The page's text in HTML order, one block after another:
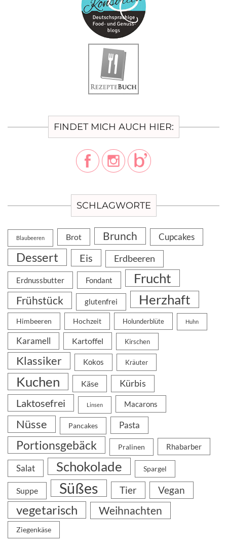
FINDET MICH AUCH HIER:
SCHLAGWORTE
Blaubeeren Brot Brunch Cupcakes
Dessert Eis Erdbeeren
Erdnussbutter Fondant Frucht
Frühstück glutenfrei Herzhaft
Himbeeren Hochzeit Holunderblüte Huhn
Karamell Kartoffel Kirschen
Klassiker Kokos Kräuter
Kuchen Käse Kürbis
Laktosefrei Linsen Macarons
Nüsse Pancakes Pasta
Portionsgebäck Pralinen Rhabarber
Salat Schokolade Spargel
Suppe Süßes Tier Vegan
vegetarisch Weihnachten
Ziegenkäse